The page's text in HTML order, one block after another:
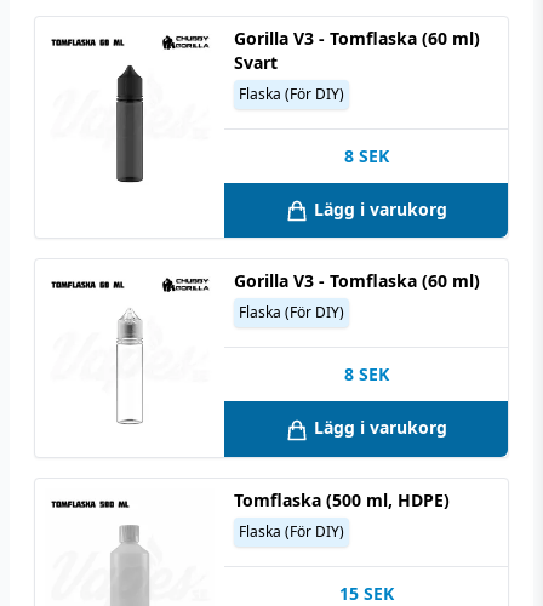
Gorilla V3 - Tomflaska (60 ml)
Svart
Flaska (För DIY)
8 SEK
Lägg i varukorg
Gorilla V3 - Tomflaska (60 ml)
Flaska (För DIY)
8 SEK
Lägg i varukorg
Tomflaska (500 ml, HDPE)
Flaska (För DIY)
15 SEK